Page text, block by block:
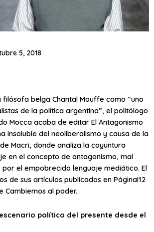
5, 2018
belga Chantal Mouffe como “uno
de la política argentina”, el politólogo
Mocca acaba de editar El Antagonismo
insoluble del neoliberalismo y causa de la
Macri, donde analiza la coyuntura
en el concepto de antagonismo, mal
por el empobrecido lenguaje mediático. El
de sus artículos publicados en PáginaI12
Cambiemos al poder.
político del presente desde el